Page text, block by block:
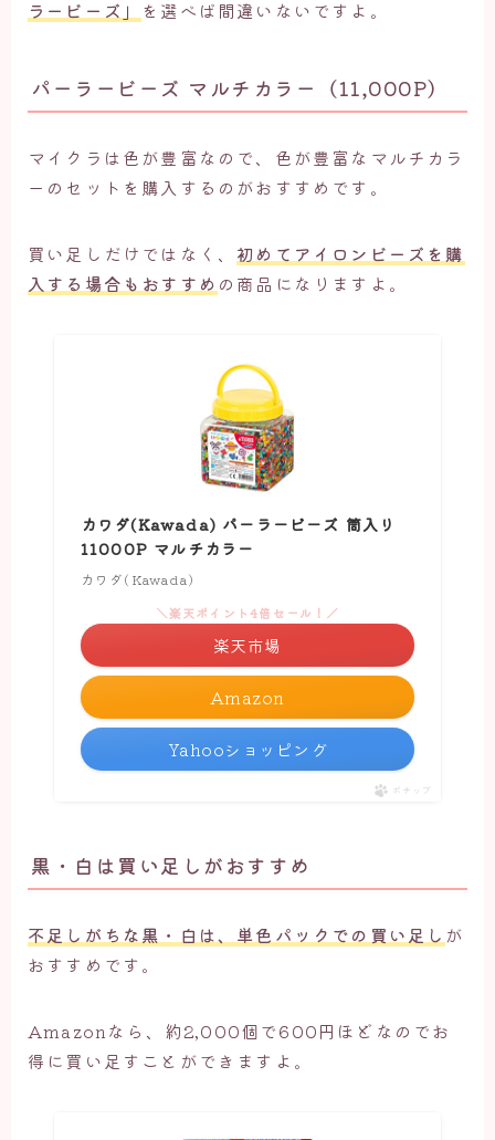
ラービーズ」 を選べば間違いないですよ。
パーラービーズ マルチカラー（11,000P）
マイクラは色が豊富なので、色が豊富なマルチカラ
ーのセットを購入するのがおすすめです。
買い足しだけではなく、 初めてアイロンビーズを購
入する場合もおすすめ の商品になりますよ。
カワダ(Kawada) パーラービーズ 筒入り
11000P マルチカラー
カワダ(Kawada)
Amazon
＼楽天ポイント4倍セール！／
楽天市場
Yahooショッピング
ポチップ
黒・白は買い足しがおすすめ
不足しがちな黒・白は、単色パックでの買い足し が
おすすめです。
Amazonなら、約2,000個で600円ほどなのでお
得に買い足すことができますよ。